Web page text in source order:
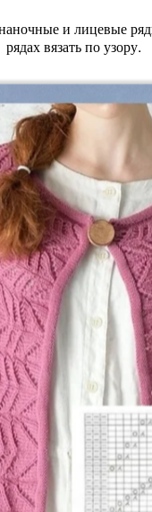
и лицевые
рядах вязать по узору.